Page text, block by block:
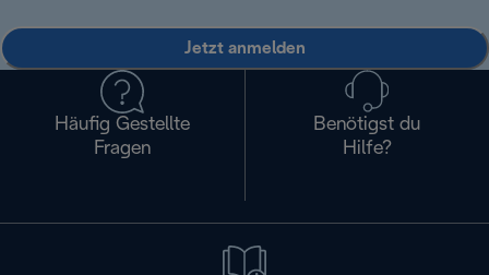
Jetzt anmelden
Häufig Gestellte
Fragen
Benötigst du
Hilfe?